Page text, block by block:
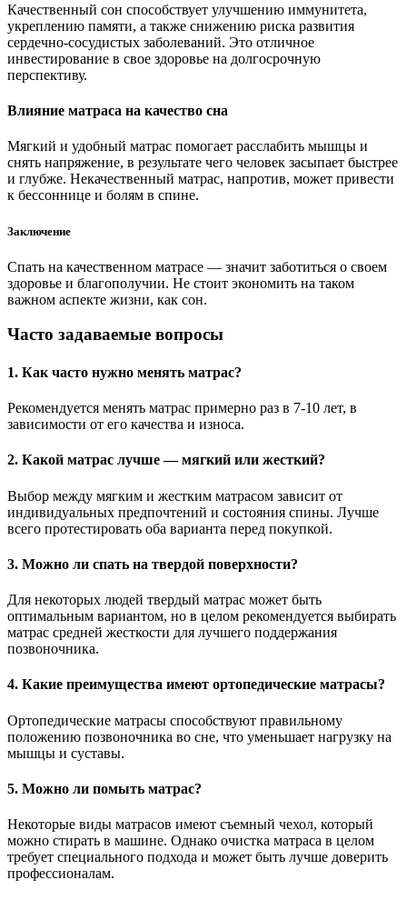
Качественный сон способствует улучшению иммунитета,
укреплению памяти, а также снижению риска развития
сердечно-сосудистых заболеваний. Это отличное
инвестирование в свое здоровье на долгосрочную
перспективу.
Влияние матраса на качество сна
Мягкий и удобный матрас помогает расслабить мышцы и
снять напряжение, в результате чего человек засыпает быстрее
и глубже. Некачественный матрас, напротив, может привести
к бессоннице и болям в спине.
Заключение
Спать на качественном матрасе — значит заботиться о своем
здоровье и благополучии. Не стоит экономить на таком
важном аспекте жизни, как сон.
Часто задаваемые вопросы
1. Как часто нужно менять матрас?
Рекомендуется менять матрас примерно раз в 7-10 лет, в
зависимости от его качества и износа.
2. Какой матрас лучше — мягкий или жесткий?
Выбор между мягким и жестким матрасом зависит от
индивидуальных предпочтений и состояния спины. Лучше
всего протестировать оба варианта перед покупкой.
3. Можно ли спать на твердой поверхности?
Для некоторых людей твердый матрас может быть
оптимальным вариантом, но в целом рекомендуется выбирать
матрас средней жесткости для лучшего поддержания
позвоночника.
4. Какие преимущества имеют ортопедические матрасы?
Ортопедические матрасы способствуют правильному
положению позвоночника во сне, что уменьшает нагрузку на
мышцы и суставы.
5. Можно ли помыть матрас?
Некоторые виды матрасов имеют съемный чехол, который
можно стирать в машине. Однако очистка матраса в целом
требует специального подхода и может быть лучше доверить
профессионалам.